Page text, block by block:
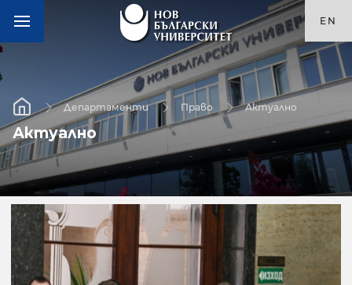
EN
Департаменти Право Актуално
Актуално